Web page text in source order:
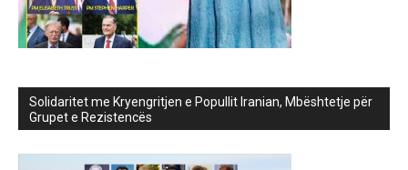
Solidaritet me Kryengritjen e Popullit Iranian, Mbështetje për
Grupet e Rezistencës